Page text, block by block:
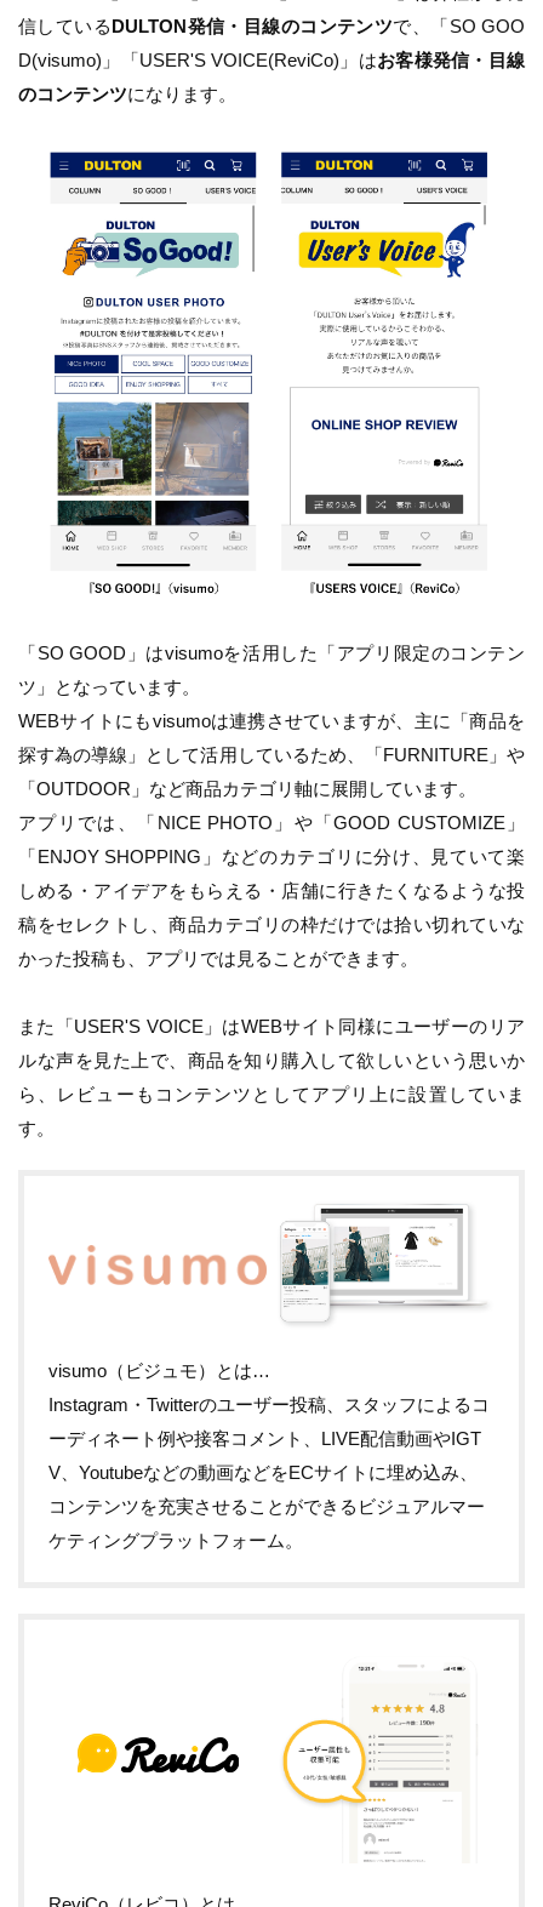
信しているDULTON発信・目線のコンテンツで、「SO GOO
D(visumo)」「USER'S VOICE(ReviCo)」はお客様発信・目線
のコンテンツになります。
「SO GOOD」はvisumoを活用した「アプリ限定のコンテン
ツ」となっています。
WEBサイトにもvisumoは連携させていますが、主に「商品を
探す為の導線」として活用しているため、「FURNITURE」や
「OUTDOOR」など商品カテゴリ軸に展開しています。
アプリでは、「NICE PHOTO」や「GOOD CUSTOMIZE」
「ENJOY SHOPPING」などのカテゴリに分け、見ていて楽
しめる・アイデアをもらえる・店舗に行きたくなるような投
稿をセレクトし、商品カテゴリの枠だけでは拾い切れていな
かった投稿も、アプリでは見ることができます。
また「USER'S VOICE」はWEBサイト同様にユーザーのリア
ルな声を見た上で、商品を知り購入して欲しいという思いか
ら、レビューもコンテンツとしてアプリ上に設置していま
す。
visumo（ビジュモ）とは…
Instagram・Twitterのユーザー投稿、スタッフによるコ
ーディネート例や接客コメント、LIVE配信動画やIGT
V、Youtubeなどの動画などをECサイトに埋め込み、
コンテンツを充実させることができるビジュアルマー
ケティングプラットフォーム。